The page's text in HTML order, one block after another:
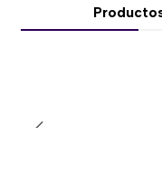
diseñados para
detallada.
Frecuencias